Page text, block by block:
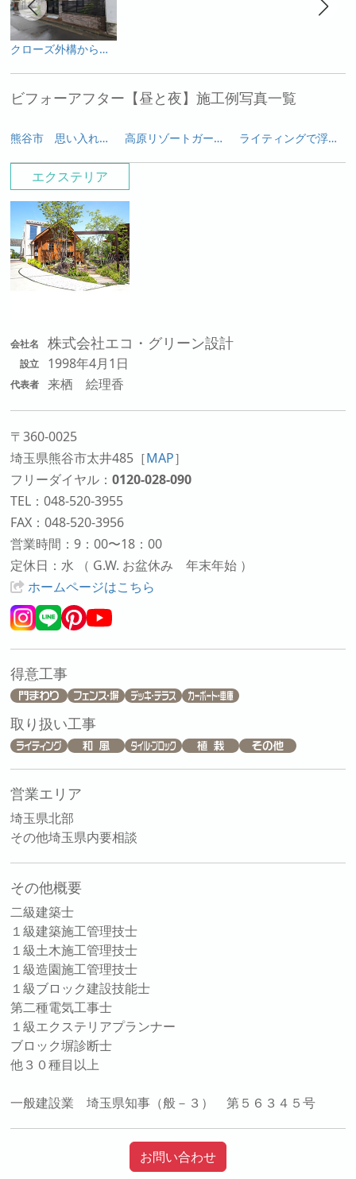
エクステリア
会社名 株式会社エコ・グリーン設計
設立 1998年4月1日
代表者 来栖 絵理香
〒360-0025
埼玉県熊谷市太井485 ［MAP］
フリーダイヤル：0120-028-090
TEL：048-520-3955
FAX：048-520-3956
営業時間：9：00〜18：00
定休日：水 （ G.W. お盆休み 年末年始 ）
ホームページはこちら
得意工事
取り扱い工事
営業エリア
埼玉県北部
その他埼玉県内要相談
その他概要
二級建築士
１級建築施工管理技士
１級土木施工管理技士
１級造園施工管理技士
１級ブロック建設技能士
第二種電気工事士
１級エクステリアプランナー
ブロック塀診断士
他３０種目以上
一般建設業 埼玉県知事（般－３） 第５６３４５号
お問い合わせ
クローズ外構からオープン感を出しつつプライベートも確保した使いやすい外構へ
ビフォーアフター【昼と夜】施工例写真一覧
熊谷市 思い入れある灯篭や石と新たな素材が生み出す緑あふれる趣のあるオープン外構 高原リゾートガーデン 涼やかに夏を楽しめるガーデンシンクつきのお庭 ライティングで浮かび上がる白い塗り壁と乱形石のアプローチが幻想的な外構